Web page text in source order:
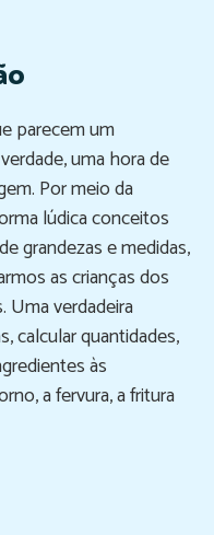
parecem um
uma hora de
Por meio da
lúdica conceitos
grandezas e medidas,
as crianças dos
Uma verdadeira
calcular quantidades,
às
a fervura, a fritura